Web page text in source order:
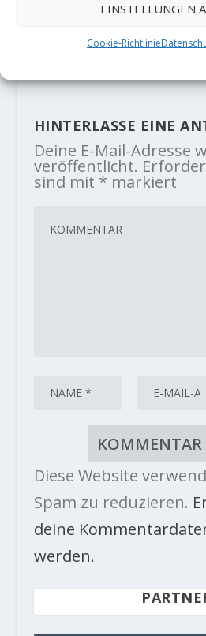
EINSTELLUNGEN
Cookie-Richtlinie
Beat Kammerlander:
14. Januar 2019
HINTERLASSE EINE
Deine E-Mail-Adresse
veröffentlicht.
sind mit * markiert
Diese Website
Spam zu reduzieren.
deine
werden.